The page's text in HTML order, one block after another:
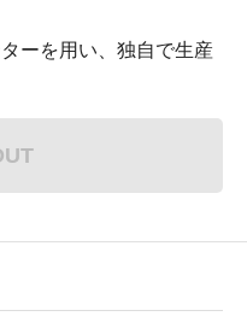
ーを用い、独自で生産